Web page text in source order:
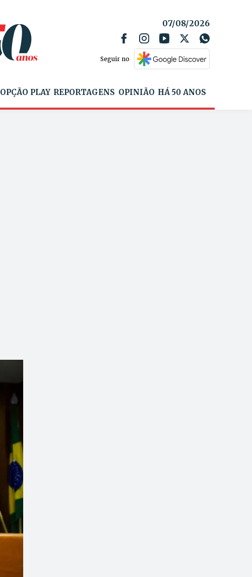
07/08/2026
Seguir no
OPÇÃO PLAY REPORTAGENS OPINIÃO HÁ 50 ANOS